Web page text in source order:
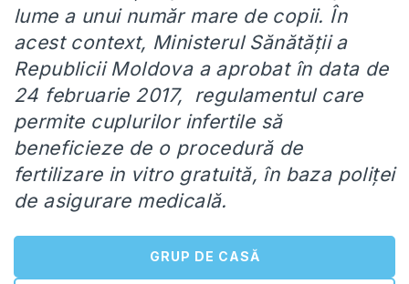
lume a unui număr mare de copii. În
acest context, Ministerul Sănătății a
Republicii Moldova a aprobat în data de
24 februarie 2017, regulamentul care
permite cuplurilor infertile să
beneficieze de o procedură de
fertilizare in vitro gratuită, în baza poliței
de asigurare medicală.
GRUP DE CASĂ